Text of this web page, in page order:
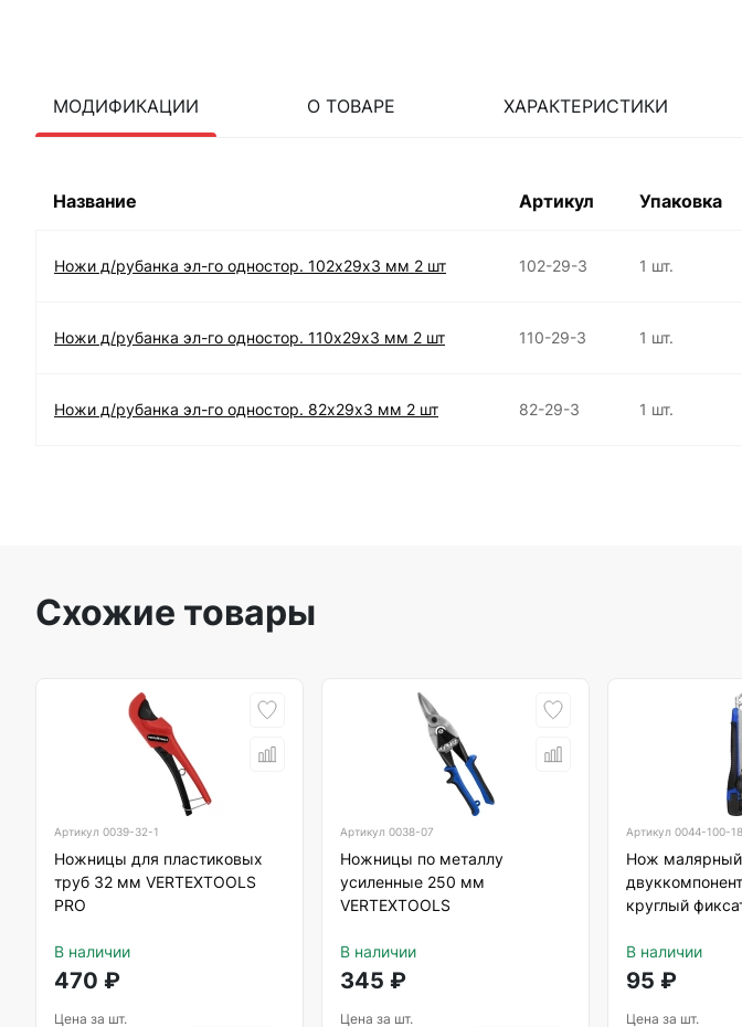
МОДИФИКАЦИИ О ТОВАРЕ ХАРАКТЕРИСТИКИ
Название Артикул Упаковка
Ножи д/рубанка эл-го одностор. 102х29х3 мм 2 шт 102-29-3 1 шт.
Ножи д/рубанка эл-го одностор. 110х29х3 мм 2 шт 110-29-3 1 шт.
Ножи д/рубанка эл-го одностор. 82х29х3 мм 2 шт 82-29-3 1 шт.
Схожие товары
Артикул 0039-32-1
Ножницы для пластиковых
труб 32 мм VERTEXTOOLS
PRO
В наличии
470 ₽
Цена за шт.
Артикул0038-07
Ножницы по металлу
усиленные 250 мм
VERTEXTOOLS
В наличии
345 ₽
Цена за шт.
Артикул0044-100-18
Нож малярный
круглый
В наличии
95 ₽
Цена за шт.